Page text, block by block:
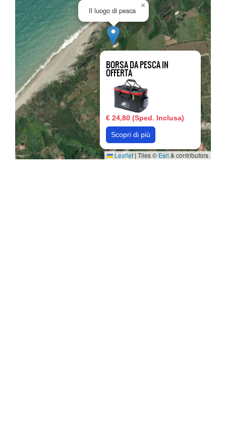
BORSA DA PESCA IN
OFFERTA
€ 24,80 (Sped. Inclusa)
Scopri di più
Il luogo di pesca
×
Leaflet | Tiles © Esri & contributors